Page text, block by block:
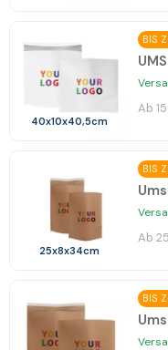
40x10x40,5cm
BIS
Ab
25x8x34cm
BIS
Ab
BIS